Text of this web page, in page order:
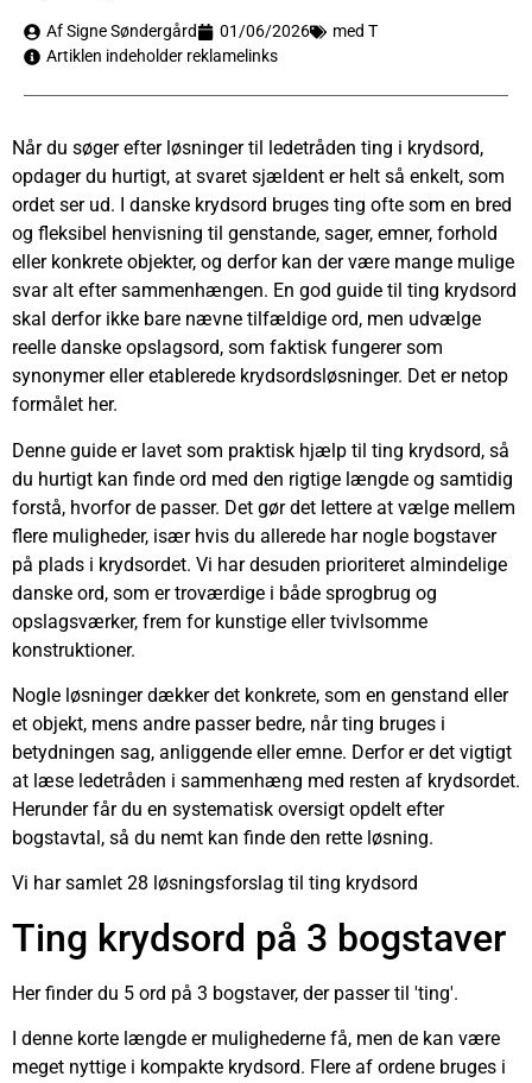
Af Signe Søndergård 01/06/2026
med T
Artiklen indeholder reklamelinks
Når du søger efter løsninger til ledetråden ting i krydsord,
opdager du hurtigt, at svaret sjældent er helt så enkelt, som
ordet ser ud. I danske krydsord bruges ting ofte som en bred
og fleksibel henvisning til genstande, sager, emner, forhold
eller konkrete objekter, og derfor kan der være mange mulige
svar alt efter sammenhængen. En god guide til ting krydsord
skal derfor ikke bare nævne tilfældige ord, men udvælge
reelle danske opslagsord, som faktisk fungerer som
synonymer eller etablerede krydsordsløsninger. Det er netop
formålet her.
Denne guide er lavet som praktisk hjælp til ting krydsord, så
du hurtigt kan finde ord med den rigtige længde og samtidig
forstå, hvorfor de passer. Det gør det lettere at vælge mellem
flere muligheder, især hvis du allerede har nogle bogstaver
på plads i krydsordet. Vi har desuden prioriteret almindelige
danske ord, som er troværdige i både sprogbrug og
opslagsværker, frem for kunstige eller tvivlsomme
konstruktioner.
Nogle løsninger dækker det konkrete, som en genstand eller
et objekt, mens andre passer bedre, når ting bruges i
betydningen sag, anliggende eller emne. Derfor er det vigtigt
at læse ledetråden i sammenhæng med resten af krydsordet.
Herunder får du en systematisk oversigt opdelt efter
bogstavtal, så du nemt kan finde den rette løsning.
Vi har samlet 28 løsningsforslag til ting krydsord
Ting krydsord på 3 bogstaver
Her finder du 5 ord på 3 bogstaver, der passer til 'ting'.
I denne korte længde er mulighederne få, men de kan være
meget nyttige i kompakte krydsord. Flere af ordene bruges i